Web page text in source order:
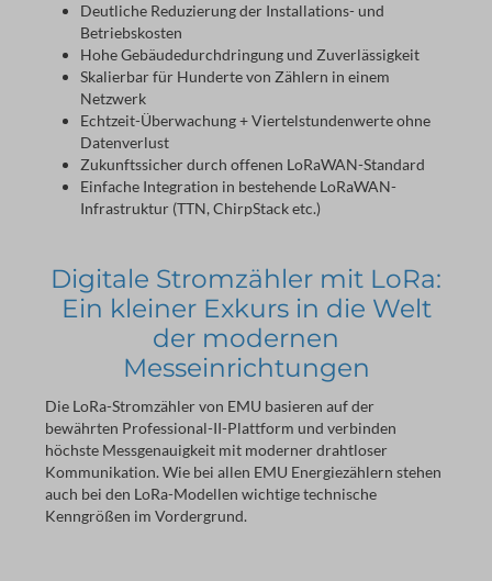
Deutliche Reduzierung der Installations- und
Betriebskosten
Hohe Gebäudedurchdringung und Zuverlässigkeit
Skalierbar für Hunderte von Zählern in einem
Netzwerk
Echtzeit-Überwachung + Viertelstundenwerte ohne
Datenverlust
Zukunftssicher durch offenen LoRaWAN-Standard
Einfache Integration in bestehende LoRaWAN-
Infrastruktur (TTN, ChirpStack etc.)
Digitale Stromzähler mit LoRa:
Ein kleiner Exkurs in die Welt
der modernen
Messeinrichtungen
Die LoRa-Stromzähler von EMU basieren auf der
bewährten Professional-II-Plattform und verbinden
höchste Messgenauigkeit mit moderner drahtloser
Kommunikation. Wie bei allen EMU Energiezählern stehen
auch bei den LoRa-Modellen wichtige technische
Kenngrößen im Vordergrund.